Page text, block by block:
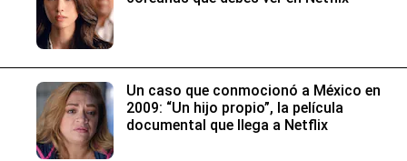
Un caso que conmocionó a México en
2009: “Un hijo propio”, la película
documental que llega a Netflix